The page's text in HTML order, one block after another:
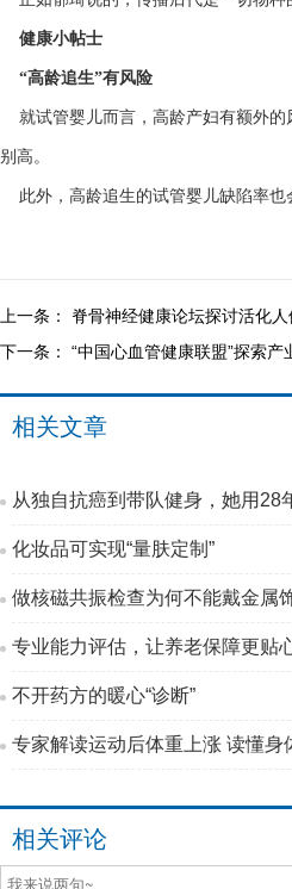
健康小帖士
“高龄追生”有风险
就试管婴儿而言，高龄产妇有额外的
别高。
此外，高龄追生的试管婴儿缺陷率也
上一条： 脊骨神经健康论坛探讨活化人
下一条： “中国心血管健康联盟”探索产
相关文章
从独自抗癌到带队健身，她用28
化妆品可实现“量肤定制”
做核磁共振检查为何不能戴金属
专业能力评估，让养老保障更贴
不开药方的暖心“诊断”
专家解读运动后体重上涨 读懂身
相关评论